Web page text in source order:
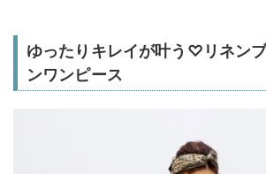
ゆったりキレイが叶う♡リネン
ンワンピース